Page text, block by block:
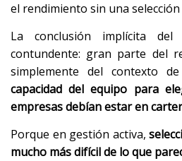
el rendimiento sin una
La conclusión implícita del
contundente: gran parte del
simplemente del contexto
capacidad del equipo para
empresas debían estar en
Porque en gestión activa,
mucho más difícil de lo que